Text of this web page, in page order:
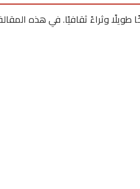
طويلًا وثراءً ثقافيًا. في هذه